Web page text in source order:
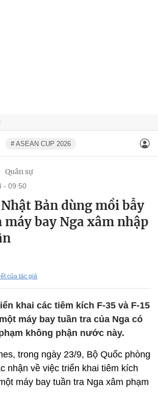
# ASEAN CUP 2026
Quân sự
- 09:50
Bản dùng mồi bẫy
máy bay Nga xâm nhập
của tác giả
khai các tiêm kích F-35 và F-15
máy bay tuần tra của Nga có
không phận nước này.
trong ngày 23/9, Bộ Quốc phòng
nhận về việc triển khai tiêm kích
máy bay tuần tra Nga xâm phạm